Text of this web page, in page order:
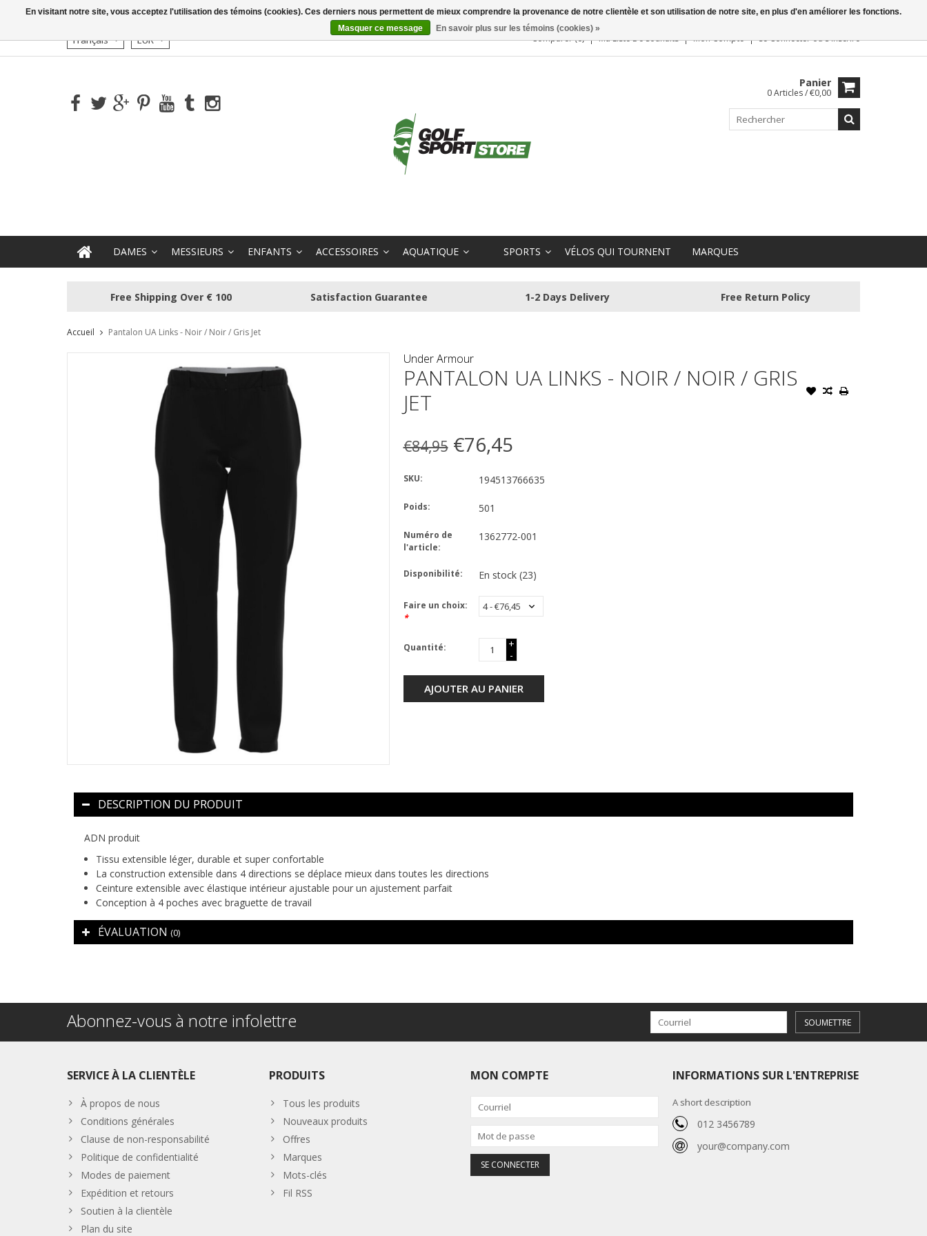
Français EUR Comparer (0) Ma Liste De Souhaits Mon Compte Se ConnecterouS'inscrire
Panier
0 Articles / €0,00
DAMES MESSIEURS ENFANTS ACCESSOIRES AQUATIQUE SPORTS VÉLOS QUI TOURNENT MARQUES
Free Shipping Over € 100 Satisfaction Guarantee 1-2 Days Delivery Free Return Policy
Accueil Pantalon UA Links - Noir / Noir / Gris Jet
Under Armour
PANTALON UA LINKS - NOIR / NOIR / GRIS
JET
€84,95 €76,45
SKU: 194513766635
Poids: 501
Numéro de
l'article:
1362772-001
Disponibilité: En stock (23)
Faire un choix:
*
Quantité:
+
-
AJOUTER AU PANIER
DESCRIPTION DU PRODUIT
ADN produit
Tissu extensible léger, durable et super confortable
La construction extensible dans 4 directions se déplace mieux dans toutes les directions
Ceinture extensible avec élastique intérieur ajustable pour un ajustement parfait
Conception à 4 poches avec braguette de travail
ÉVALUATION (0)
Abonnez-vous à notre infolettre SOUMETTRE
SERVICE À LA CLIENTÈLE
À propos de nous
Conditions générales
Clause de non-responsabilité
Politique de confidentialité
Modes de paiement
Expédition et retours
Soutien à la clientèle
Plan du site
PRODUITS
Tous les produits
Nouveaux produits
Offres
Marques
Mots-clés
Fil RSS
MON COMPTE INFORMATIONS SUR L'ENTREPRISE
A short description
012 3456789
your@company.com
En visitant notre site, vous acceptez l'utilisation des témoins (cookies). Ces derniers nous permettent de mieux comprendre la provenance de notre clientèle et son utilisation de notre site, en plus d'en améliorer les fonctions.
Masquer ce message
En savoir plus sur les témoins (cookies) »